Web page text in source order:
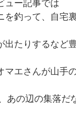
ュー記事では
を釣って、自宅
たりするなど
マエさんが山手
あの辺の集落だ